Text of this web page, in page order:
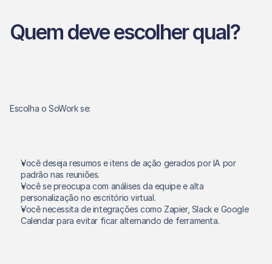
Quem deve escolher qual?
Escolha o SoWork se:
Você deseja resumos e itens de ação gerados por IA por
padrão nas reuniões.
Você se preocupa com análises da equipe e alta
personalização no escritório virtual.
Você necessita de integrações como Zapier, Slack e Google
Calendar para evitar ficar alternando de ferramenta.